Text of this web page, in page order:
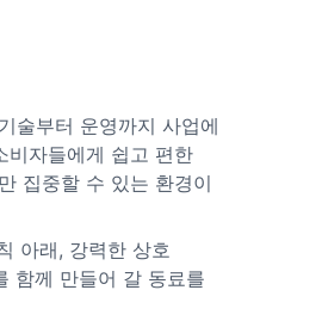
술부터 운영까지 사업에
비자들에게 쉽고 편한
집중할 수 있는 환경이
아래, 강력한 상호
함께 만들어 갈 동료를